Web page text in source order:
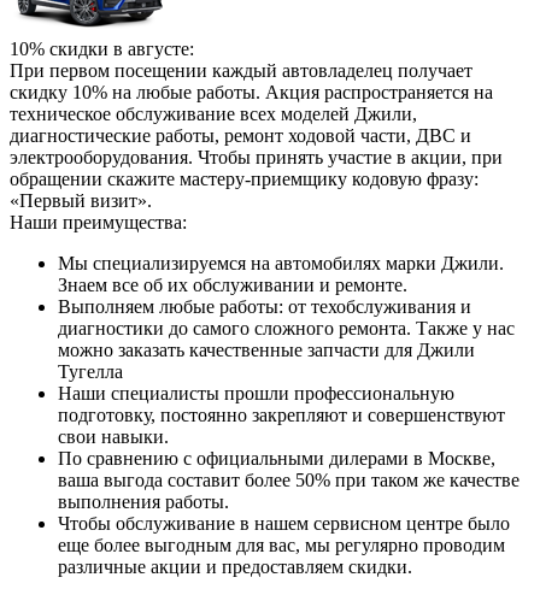
10% скидки в августе:
При первом посещении каждый автовладелец получает
скидку 10% на любые работы. Акция распространяется на
техническое обслуживание всех моделей Джили,
диагностические работы, ремонт ходовой части, ДВС и
электрооборудования. Чтобы принять участие в акции, при
обращении скажите мастеру-приемщику кодовую фразу:
«Первый визит».
Наши преимущества:
Мы специализируемся на автомобилях марки Джили.
Знаем все об их обслуживании и ремонте.
Выполняем любые работы: от техобслуживания и
диагностики до самого сложного ремонта. Также у нас
можно заказать качественные запчасти для Джили
Тугелла
Наши специалисты прошли профессиональную
подготовку, постоянно закрепляют и совершенствуют
свои навыки.
По сравнению с официальными дилерами в Москве,
ваша выгода составит более 50% при таком же качестве
выполнения работы.
Чтобы обслуживание в нашем сервисном центре было
еще более выгодным для вас, мы регулярно проводим
различные акции и предоставляем скидки.